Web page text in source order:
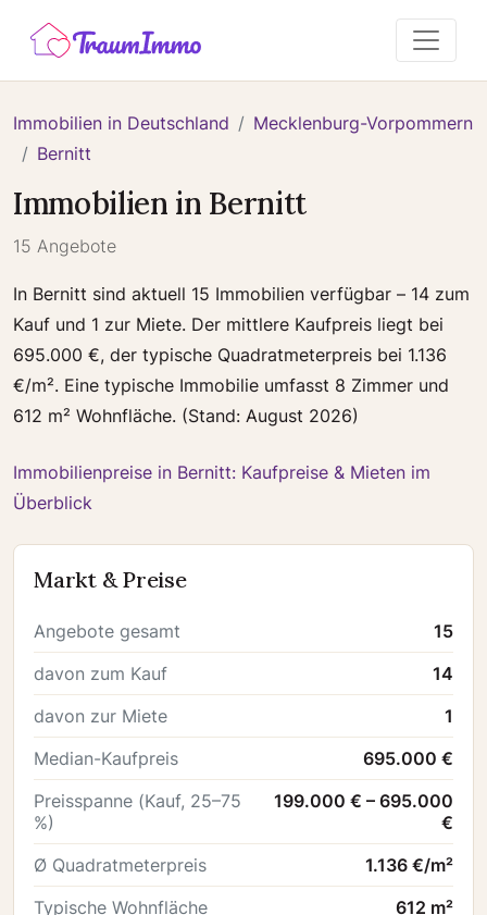
Immobilien in Deutschland
Mecklenburg-Vorpommern
Bernitt
Immobilien in Bernitt
15 Angebote
In Bernitt sind aktuell 15 Immobilien verfügbar – 14 zum
Kauf und 1 zur Miete. Der mittlere Kaufpreis liegt bei
695.000 €, der typische Quadratmeterpreis bei 1.136
€/m². Eine typische Immobilie umfasst 8 Zimmer und
612 m² Wohnfläche. (Stand: August 2026)
Immobilienpreise in Bernitt: Kaufpreise & Mieten im
Überblick
Markt & Preise
Angebote gesamt
15
davon zum Kauf
14
davon zur Miete
1
Median-Kaufpreis
695.000 €
Preisspanne (Kauf, 25–75
%)
199.000 € – 695.000
€
Ø Quadratmeterpreis
1.136 €/m²
Typische Wohnfläche
612 m²